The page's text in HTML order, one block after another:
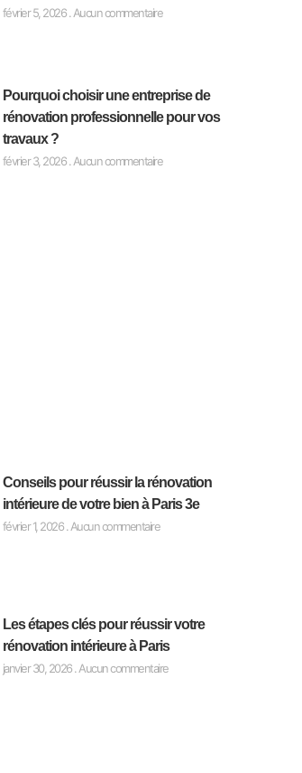
février 5, 2026 Aucun commentaire
Pourquoi choisir une entreprise de
rénovation professionnelle pour vos
travaux ?
février 3, 2026 Aucun commentaire
Conseils pour réussir la rénovation
intérieure de votre bien à Paris 3e
février 1, 2026 Aucun commentaire
Les étapes clés pour réussir votre
rénovation intérieure à Paris
janvier 30, 2026 Aucun commentaire